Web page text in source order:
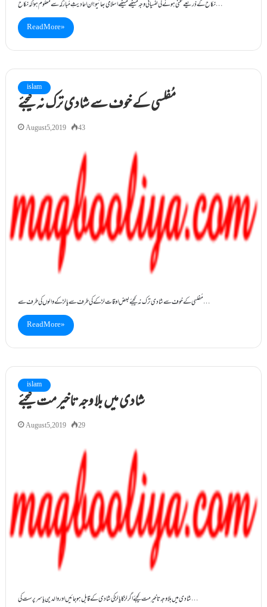
نکاح کے ذریعے غنی ہونے کی نَفْسیاتی وجہ میٹھے میٹھے اسلامی بھائیو! ان احادیثِ مُبارَکہ سے معلوم ہوا کہ نکاح…
Read More »
islam
مُفلسی کے خوف سے شادی ترک نہ کیجئے
August 5, 2019 43
مُفلسی کے خوف سے شادی ترک نہ کیجئے بعض اوقات لڑکے کی طرف سے یا لڑکے والوں کی طرف سے…
Read More »
islam
شادی میں بلا وجہ تاخیر مت کیجئے
August 5, 2019 29
شادی میں بلا وجہ تاخیر مت کیجئے اگر لڑکا یا لڑکی شادی کے قابل ہوجائیں اور والدین یا سرپرست کی…